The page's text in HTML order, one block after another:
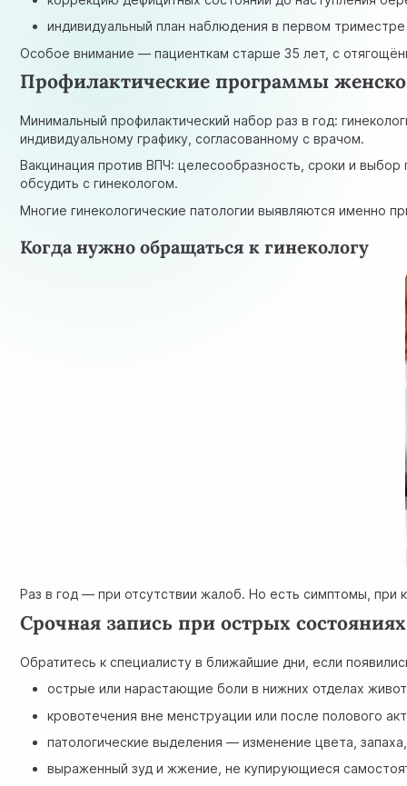
индивидуальный план наблюдения в первом триместре
Особое внимание — пациенткам старше 35 лет, с
Профилактические программы
Минимальный профилактический набор раз в год:
индивидуальному графику, согласованному с врачом.
Вакцинация против ВПЧ: целесообразность, сроки и
обсудить с гинекологом.
Многие гинекологические патологии выявляются
Когда нужно обращаться к гинекологу
Раз в год — при отсутствии жалоб. Но есть симптомы, при
Срочная запись при острых состояниях
Обратитесь к специалисту в ближайшие дни, если
острые или нарастающие боли в нижних отделах
кровотечения вне менструации или после полового
патологические выделения — изменение цвета,
выраженный зуд и жжение, не купирующиеся